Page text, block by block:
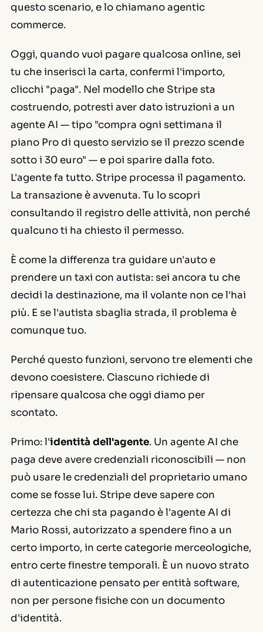
questo scenario, e lo chiamanoagentic
commerce.
Oggi, quando vuoi pagare qualcosa online, sei
tu che inserisci la carta, confermi l'importo,
clicchi "paga". Nel modello che Stripe sta
costruendo, potresti aver dato istruzioni a un
agente AI — tipo "compra ogni settimana il
piano Pro di questo servizio se il prezzo scende
sotto i 30 euro" — e poi sparire dalla foto.
L'agente fa tutto. Stripe processa il pagamento.
La transazione è avvenuta. Tu lo scopri
consultando il registro delle attività, non perché
qualcuno ti ha chiesto il permesso.
È come la differenza tra guidare un'auto e
prendere un taxi con autista: sei ancora tu che
decidi la destinazione, ma il volante non ce l'hai
più. E se l'autista sbaglia strada, il problema è
comunque tuo.
Perché questo funzioni, servono tre elementi che
devono coesistere. Ciascuno richiede di
ripensare qualcosa che oggi diamo per
scontato.
Primo: l'identità dell'agente. Un agente AI che
paga deve avere credenziali riconoscibili — non
può usare le credenziali del proprietario umano
come se fosse lui. Stripe deve sapere con
certezza che chi sta pagando è l'agente AI di
Mario Rossi, autorizzato a spendere fino a un
certo importo, in certe categorie merceologiche,
entro certe finestre temporali. È un nuovo strato
di autenticazione pensato per entità software,
non per persone fisiche con un documento
d'identità.